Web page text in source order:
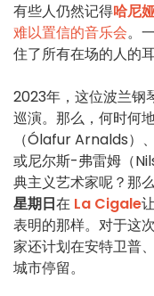
有些人仍然记得哈尼
难以置信的音乐会。
住了所有在场的人的耳
2023年，这位波兰钢
巡演。那么，何时何
（Ólafur Arnalds）
或尼尔斯-弗雷姆（
典主义艺术家呢？那么
星期日在 La Cigale
表明的那样。对于这
家还计划在安特卫普
城市停留。